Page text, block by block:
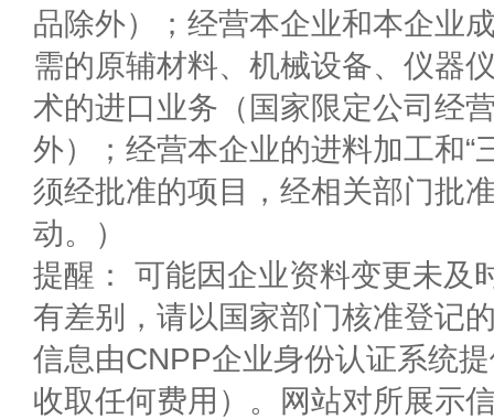
品除外）；经营本企业和本企业
需的原辅材料、机械设备、仪器
术的进口业务（国家限定公司经
外）；经营本企业的进料加工和“
须经批准的项目，经相关部门批
动。）
提醒： 可能因企业资料变更未及
有差别，请以国家部门核准登记
信息由CNPP企业身份认证系统
收取任何费用）。网站对所展示